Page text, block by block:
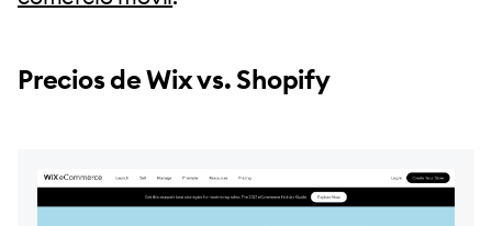
Precios de Wix vs. Shopify